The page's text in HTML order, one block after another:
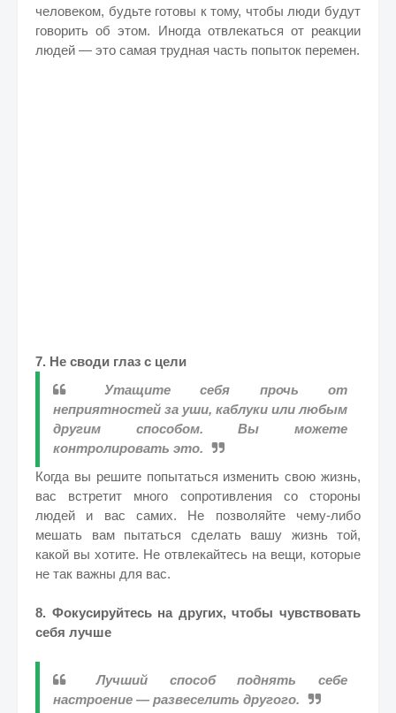
человеком, будьте готовы к тому, чтобы люди будут
говорить об этом. Иногда отвлекаться от реакции
людей — это самая трудная часть попыток перемен.
7. Не своди глаз с цели
Утащите себя прочь от
неприятностей за уши, каблуки или любым
другим способом. Вы можете
контролировать это.
Когда вы решите попытаться изменить свою жизнь,
вас встретит много сопротивления со стороны
людей и вас самих. Не позволяйте чему-либо
мешать вам пытаться сделать вашу жизнь той,
какой вы хотите. Не отвлекайтесь на вещи, которые
не так важны для вас.
8. Фокусируйтесь на других, чтобы чувствовать
себя лучше
Лучший способ поднять себе
настроение — развеселить другого.